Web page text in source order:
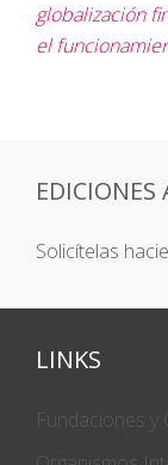
globalización
el
EDICIONES
Solicítelas
LINKS
Fundaciones y